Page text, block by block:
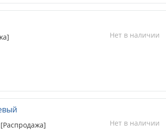
Нет в наличии
Нет в наличии